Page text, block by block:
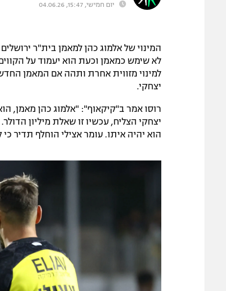
יום חמישי, 15:47, 04.06.26
המינוי של אלמוג כהן למאמן בית"ר
לא שימש כמאמן וכעת הוא יעמוד על
למינוי מזווית אחרת ותהה אם המאמן
יצחקי.
רוסו אמר ב"קיקאוף": "אלמוג כהן מאמן,
יצחקי הצליח, עכשיו זו שאלת מיליון
הוא יהיה איתו. עומר אצילי הוחלף תדיר כי לא